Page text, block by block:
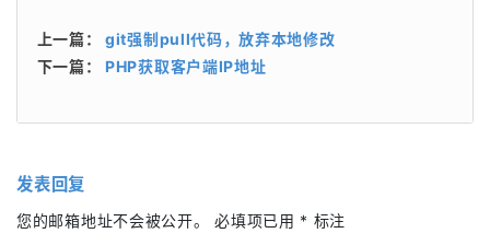
上一篇： git强制pull代码，放弃本地修改
下一篇： PHP获取客户端IP地址
发表回复
您的邮箱地址不会被公开。 必填项已用 * 标注